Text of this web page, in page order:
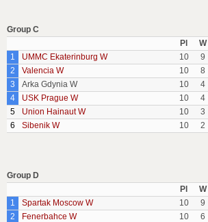
Group C
Pl
W
1
UMMC Ekaterinburg W 10 9
2
Valencia W 10 8
3
Arka Gdynia W 10 4
4
USK Prague W 10 4
5
Union Hainaut W 10 3
6
Sibenik W 10 2
Group D
Pl
W
1
Spartak Moscow W 10 9
2
Fenerbahce W 10 6